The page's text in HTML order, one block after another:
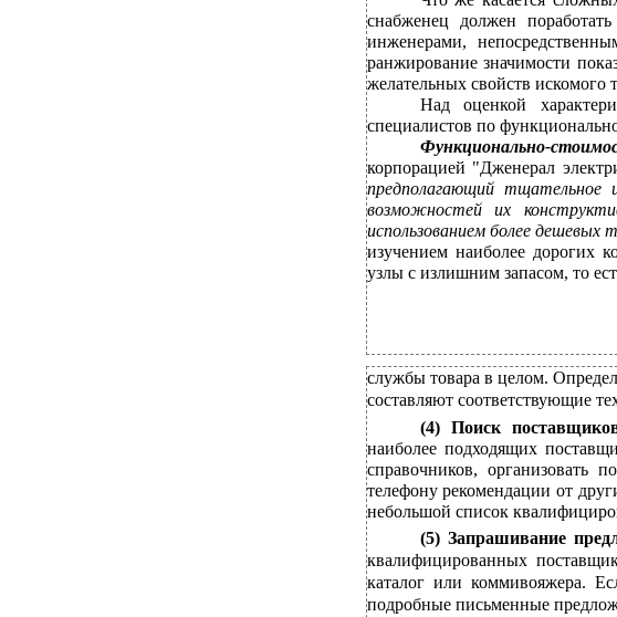
снабженец должен
инженерами,
ранжирование значимости
желательных свойств искомого
Над оценкой
специалистов по
Функционально-
корпорацией "Дженерал
предполагающий тщательное
возможностей их
использованием более дешевых
изучением наиболее дорогих
узлы с излишним запасом, то
службы товара в целом.
составляют соответствующие
(4)
Поиск
наиболее подходящих
справочников,
телефону рекомендации от
небольшой список
(5) Запрашивание
квалифицированных
каталог или коммивояжера.
подробные письменные